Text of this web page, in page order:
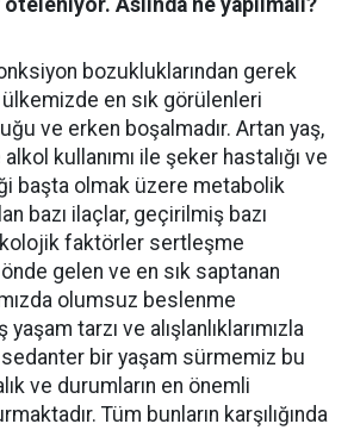
Aslında ne yapılmalı?
bozukluklarından gerek
en sık görülenleri
ve erken boşalmadır. Artan yaş,
kullanımı ile şeker hastalığı ve
başta olmak üzere metabolik
bazı ilaçlar, geçirilmiş bazı
faktörler sertleşme
gelen ve en sık saptanan
olumsuz beslenme
yaşam tarzı ve alışlanlıklarımızla
bir yaşam sürmemiz bu
ve durumların en önemli
Tüm bunların karşılığında